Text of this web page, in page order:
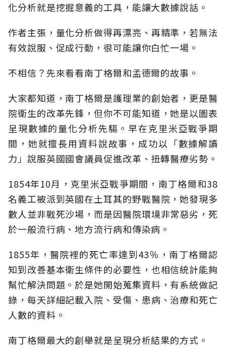
化分析就是挖掘意義的工具，能讓大數據說話。
作者主張，量化分析做得再漂亮、再精準，若無法
有效說服、促成行動，很可能讓你白忙一場。
不相信？先來看看南丁格爾和孟德爾的故事。
大家都知道，南丁格爾是護理業的創始者，更是醫
院衛生的改革先鋒，但你不可能知道，她是以圖表
呈現數據的量化分析先驅。早在克里米亞戰爭期
間，她就擅長用資料說故事，成功以「數據解讀
力」說服英國國會議員促進改革、扭轉醫療劣勢。
1854年10月，克里米亞戰爭期間，南丁格爾和38
名義工被派到英國在土耳其的野戰醫院，她發現多
數人並非戰死沙場，而是因醫院環境非常惡劣，死
於一般流行病、地方流行病和傳染病。
1855年，醫院裡的死亡率達到43％，南丁格爾認
知到改善基本衛生條件的必要性，也相信統計能夠
幫忙解決問題。於是她開始蒐集資料，有系統做記
錄，每天詳細記載入院、受傷、患病、治療和死亡
人數的資料。
南丁格爾最大的創舉就是呈現分析結果的方式。